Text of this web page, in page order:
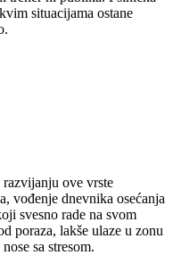
situacijama ostane
ove vrste
vođenje dnevnika osećanja
svesno rade na svom
poraza, lakše ulaze u zonu
sa stresom.